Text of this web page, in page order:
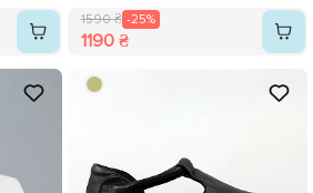
1590 ₴ -25%
1190 ₴